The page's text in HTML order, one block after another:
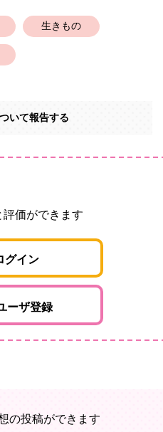
生きもの
いて報告する
評価ができます
グイン
ーザ登録
の投稿ができます